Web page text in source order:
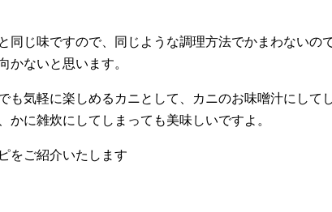
同じ味ですので、同じような調理方法でかまわないの
かないと思います。
も気軽に楽しめるカニとして、カニのお味噌汁にして
かに雑炊にしてしまっても美味しいですよ。
をご紹介いたします